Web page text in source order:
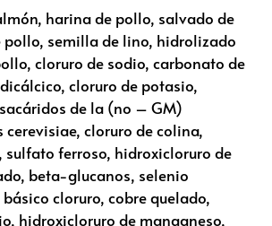
harina de pollo, salvado de
pollo, semilla de lino, hidrolizado
cloruro de sodio, carbonato de
cloruro de potasio,
de la (no – GM)
cerevisiae, cloruro de colina,
sulfato ferroso, hidroxicloruro de
beta-glucanos, selenio
cloruro, cobre quelado,
hidroxicloruro de manganeso,